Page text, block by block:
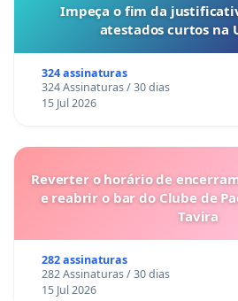
Impeça o fim da
atestados curtos na
324 assinaturas
324 Assinaturas / 30 dias
15 Jul 2026
Reverter o horário de
e reabrir o bar do Clube de
Tavira
282 assinaturas
282 Assinaturas / 30 dias
15 Jul 2026